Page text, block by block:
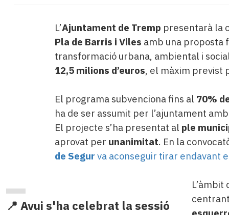
L’Ajuntament de Tremp presentarà la
Pla de Barris i Viles amb una proposta
transformació urbana, ambiental i
12,5 milions d’euros, el màxim previst
El programa subvenciona fins al 70%
ha de ser assumit per l’ajuntament amb
El projecte s’ha presentat al ple
aprovat per unanimitat. En la
de Segur va aconseguir tirar endavant
📍 Avui s'ha celebrat la sessió
L’àmbit